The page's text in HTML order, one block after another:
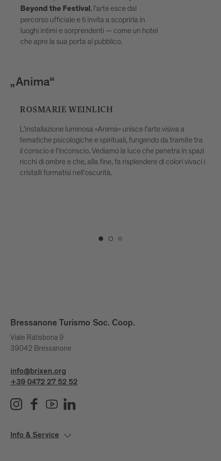
dalla luce, scoprendo le storie dietro le
opere e portando con te il festival non
solo come ricordo, ma come esperienza
vissuta. Ideale per viaggiatori curiosi,
passeggiata. I posti sono limitati – si
consiglia la prenotazione anticipata
Beyond the Festival , l’arte esce dal
percorso ufficiale e ti invita a scoprirla in
luoghi intimi e sorprendenti — come un hotel
che apre la sua porta al pubblico.
„Anima“
ROSMARIE WEINLICH
L'installazione luminosa «Anima» unisce l'arte visiva a
tematiche psicologiche e spirituali, fungendo da tramite tra
il conscio e l'inconscio. Vediamo la luce che penetra in spazi
ricchi di ombre e che, alla fine, fa risplendere di colori vivaci i
cristalli formatisi nell'oscurità.
Bressanone Turismo Soc. Coop.
Viale Ratisbona 9
39042 Bressanone
info@brixen.org
+39 0472 27 52 52
Info & Service